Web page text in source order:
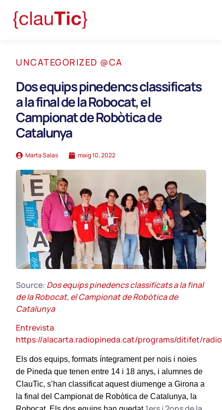
UNCATEGORIZED @CA
Dos equips pinedencs classificats
a la final de la Robocat, el
Campionat de Robòtica de
Catalunya
Marta Salas maig 10, 2022
Source: Dos equips pinedencs classificats a la final
de la Robocat, el Campionat de Robòtica de
Catalunya
Entrevista
https://alacarta.radiopineda.cat/programs/ditifet/
Els dos equips, formats íntegrament per nois i noies
de Pineda que tenen entre 14 i 18 anys, i alumnes de
ClauTic, s’han classificat aquest diumenge a Girona a
la final del Campionat de Robòtica de Catalunya, la